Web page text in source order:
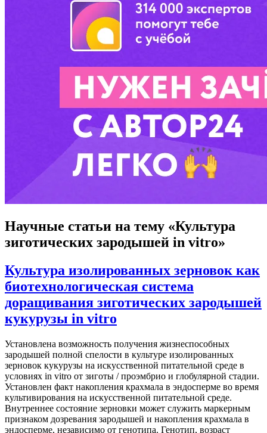
Научные статьи на тему «Культура
зиготических зародышей in vitro»
Культура изолированных зерновок как
биотехнологическая система
доращивания зиготических зародышей
кукурузы in vitro
Установлена возможность получения жизнеспособных
зародышей полной спелости в культуре изолированных
зерновок кукурузы на искусственной питательной среде в
условиях in vitro от зиготы / проэмбрио и глобулярной стадии.
Установлен факт накопления крахмала в эндосперме во время
культивирования на искусственной питательной среде.
Внутреннее состояние зерновки может служить маркерным
признаком дозревания зародышей и накопления крахмала в
эндосперме, независимо от генотипа. Генотип, возраст